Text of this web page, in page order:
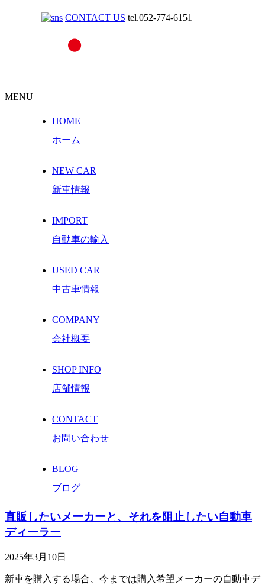
CONTACT US tel.052-774-6151
MENU
HOME
ホーム
NEW CAR
新車情報
IMPORT
自動車の輸入
USED CAR
中古車情報
COMPANY
会社概要
SHOP INFO
店舗情報
CONTACT
お問い合わせ
BLOG
ブログ
直販したいメーカーと、それを阻止したい自動車
ディーラー
2025年3月10日
新車を購入する場合、今までは購入希望メーカーの自動車デ